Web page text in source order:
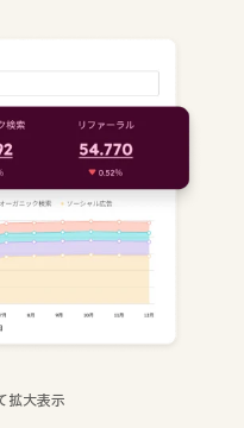
拡大表示